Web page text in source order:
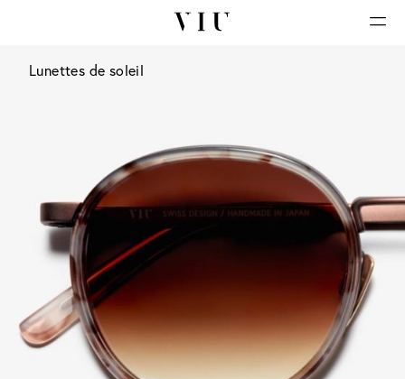
Lunettes de soleil